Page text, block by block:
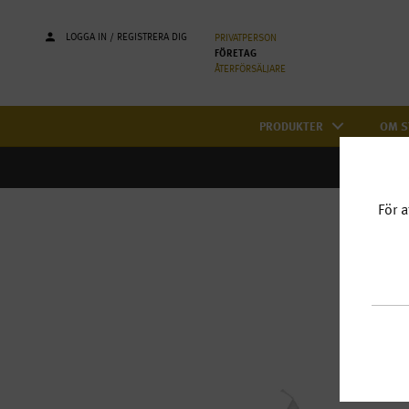
LOGGA IN / REGISTRERA DIG
PRIVATPERSON
FÖRETAG
ÅTERFÖRSÄLJARE
PRODUKTER OM
För